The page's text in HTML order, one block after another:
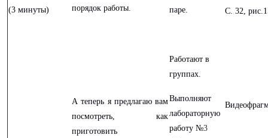
(3 минуты)
порядок работы.
паре.
С. 32,
А теперь я предлагаю вам
посмотреть, как
приготовить
Работают в
группах.
Выполняют
лабораторную
работу №3